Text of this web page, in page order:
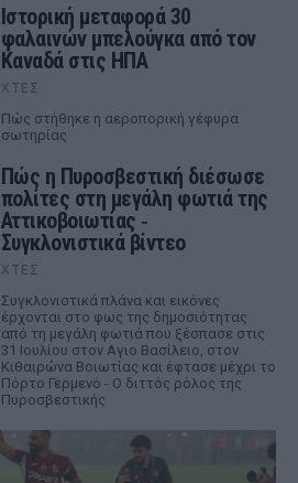
Ιστορική μεταφορά 30
φαλαινών μπελούγκα από τον
Καναδά στις ΗΠΑ
ΧΤΕΣ
Πώς στήθηκε η αεροπορική γέφυρα
σωτηρίας
Πώς η Πυροσβεστική διέσωσε
πολίτες στη μεγάλη φωτιά της
Αττικοβοιωτίας ‑
Συγκλονιστικά βίντεο
ΧΤΕΣ
Συγκλονιστικά πλάνα και εικόνες
έρχονται στο φως της δημοσιότητας
από τη μεγάλη φωτιά που ξέσπασε στις
31 Ιουλίου στον Αγιο Βασίλειο, στον
Κιθαιρώνα Βοιωτίας και έφτασε μέχρι το
Πόρτο Γερμενό - Ο διττός ρόλος της
Πυροσβεστικής